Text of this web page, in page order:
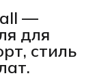
—
для
стиль